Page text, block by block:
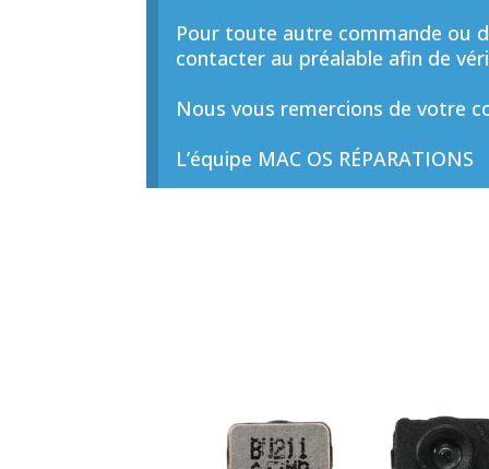
Pour toute autre commande ou
contacter au préalable afin de
Nous vous remercions de votre
L’équipe MAC OS RÉPARATIONS